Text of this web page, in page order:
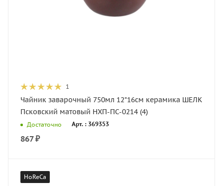
1
Чайник заварочный 750мл 12*16см керамика ШЕЛК
Псковский матовый НХП-ПС-0214 (4)
Достаточно Арт. : 369353
867₽
HoReCa